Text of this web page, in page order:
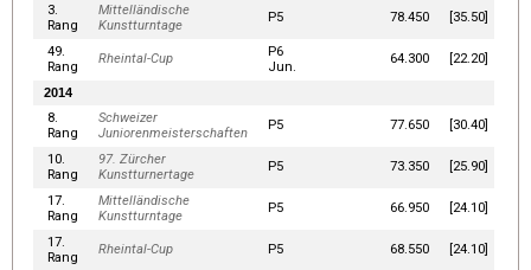
3.
Rang
Mittelländische
Kunstturntage
P5 78.450 [35.50]
49.
Rang
Rheintal-Cup
P6
Jun.
64.300 [22.20]
2014
8.
Rang
Schweizer
Juniorenmeisterschaften
P5 77.650 [30.40]
10.
Rang
97. Zürcher
Kunstturnertage
P5 73.350 [25.90]
17.
Rang
Mittelländische
Kunstturntage
P5 66.950 [24.10]
17.
Rang
Rheintal-Cup P5 68.550 [24.10]